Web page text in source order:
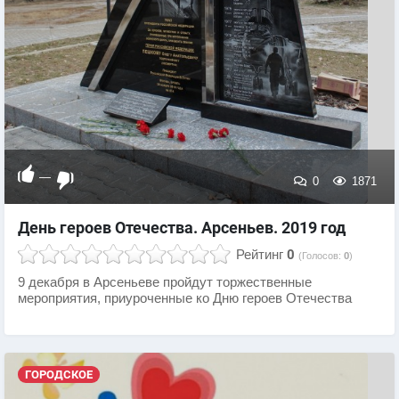
— 0 1871
День героев Отечества. Арсеньев. 2019 год
Рейтинг 0 (Голосов: 0)
9 декабря в Арсеньеве пройдут торжественные
мероприятия, приуроченные ко Дню героев Отечества
ГОРОДСКОЕ